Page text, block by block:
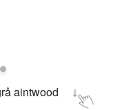
aintwood